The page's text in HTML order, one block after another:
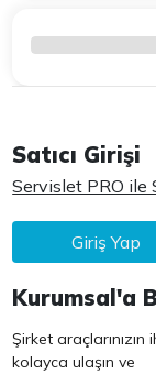
Satıcı Girişi
Servislet PRO ile
Giriş Yap
Kurumsal'a
Şirket
kolayca ulaşın ve